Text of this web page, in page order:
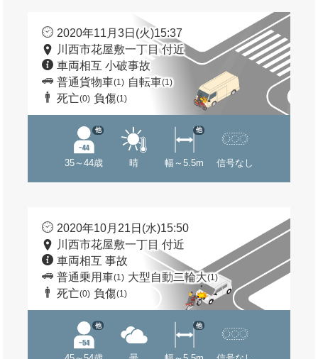
2020年11月3日(火)15:37
川西市花屋敷一丁目 付近
車両相互 小破事故
普通貨物車(1) 自転車(1)
死亡(0) 負傷(1)
35～44歳
他
晴 幅～5.5m
他
信号なし
2020年10月21日(水)15:50
川西市花屋敷一丁目 付近
車両相互 事故
普通乗用車(1) 大型自動二輪大(1)
死亡(0) 負傷(1)
他 他